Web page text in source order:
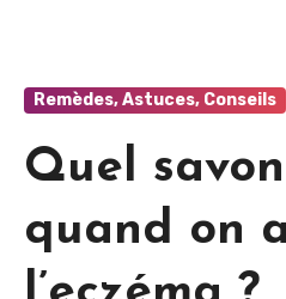
Remèdes, Astuces, Conseils
Quel
quand on